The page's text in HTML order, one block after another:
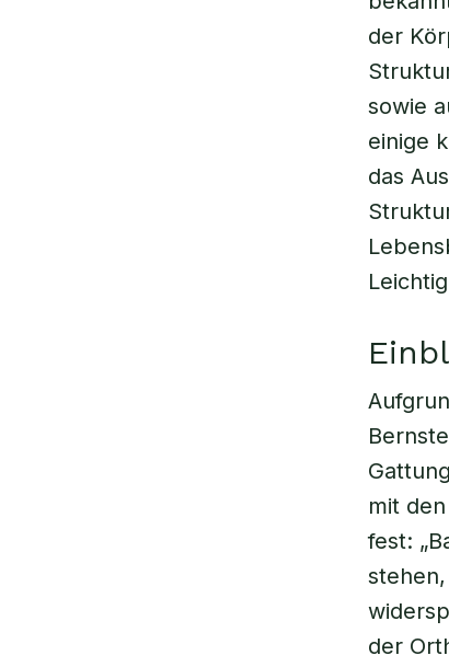
der
sowie
einige
das
mit
fest:
der